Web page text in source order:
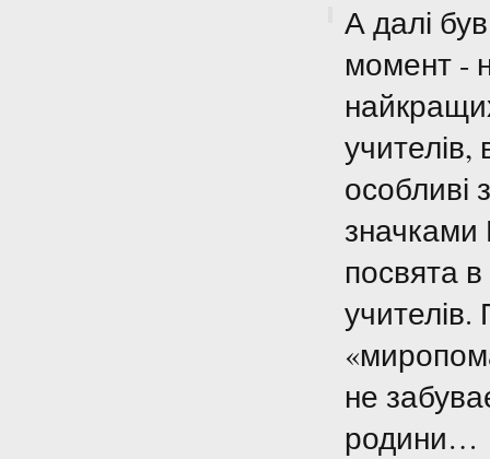
А далі
момент -
учителів,
особливі
значками
посвята в
не
родини…